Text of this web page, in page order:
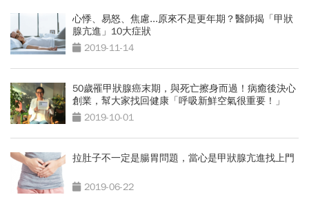
心悸、易怒、焦慮...原來不是更年期？醫師揭「甲狀
腺亢進」10大症狀
2019-11-14
50歲罹甲狀腺癌末期，與死亡擦身而過！病癒後決心
創業，幫大家找回健康「呼吸新鮮空氣很重要！」
2019-10-01
拉肚子不一定是腸胃問題，當心是甲狀腺亢進找上門
2019-06-22